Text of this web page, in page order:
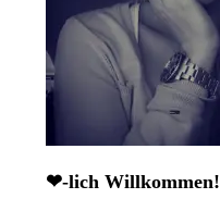
❤-lich Willkommen!